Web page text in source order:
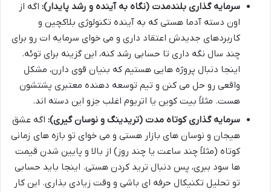
سرمایه گذاری بلندمدت (نگاه به آینده و رشد پایدار): اگه از
اون دسته آدما هستی که به آینده تکنولوژی بلاکچین و
کاربردهای جدیدش اعتقاد داری و می خوای سرمایه ات رو برای
چند سال نگه داری تا حسابی رشد کنه، این گزینه برای توئه.
اینجا دنبال پروژه هایی هستیم که بنیان قوی دارن، مشکل
واقعی رو حل می کنن و تیم توسعه دهنده معتبری پشتشون
هست. مثلاً بیت کوین یا اتریوم اغلب جزو این دسته اند.
سرمایه گذاری کوتاه مدت (تریدینگ و نوسان گیری): اگه عشق
هیجان و نوسان های بازار هستی و می خوای تو بازه های زمانی
کوتاه (مثلاً چند ساعت یا چند روز) از بالا و پایین شدن قیمت
ها سود ببری، پس دنبال ترید کردن هستی. اینجا باید حسابی
تو تحلیل تکنیکال حرفه ای باشی و وقت زیادی بذاری. این کار